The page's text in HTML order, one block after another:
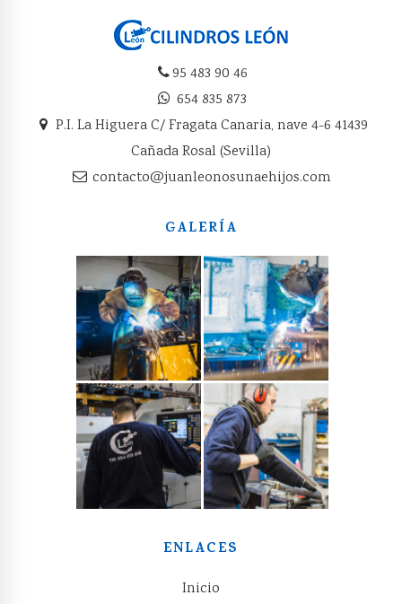
95 483 90 46
654 835 873
P.I. La Higuera C/ Fragata Canaria, nave 4-6 41439
Cañada Rosal (Sevilla)
contacto@juanleonosunaehijos.com
GALERÍA
ENLACES
Inicio